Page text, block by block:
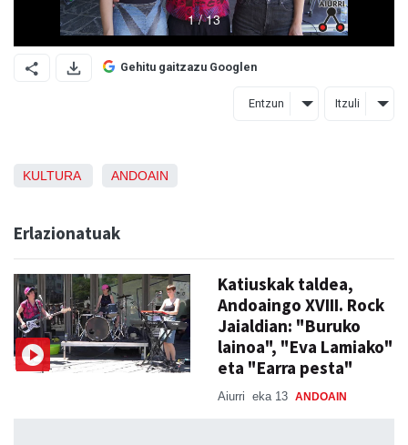
Gehitu gaitzazu Googlen
Entzun Itzuli
KULTURA ANDOAIN
Erlazionatuak
Katiuskak taldea,
Andoaingo XVIII. Rock
Jaialdian: "Buruko
lainoa", "Eva Lamiako"
eta "Earra pesta"
Aiurri eka 13 ANDOAIN